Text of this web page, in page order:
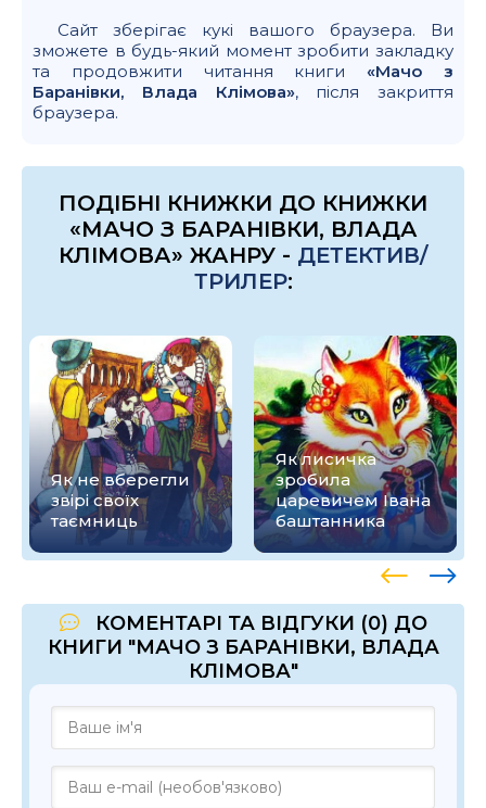
Сайт зберігає кукі вашого браузера. Ви
зможете в будь-який момент зробити закладку
та продовжити читання книги «Мачо з
Баранівки, Влада Клімова», після закриття
браузера.
ПОДІБНІ КНИЖКИ ДО КНИЖКИ
«МАЧО З БАРАНІВКИ, ВЛАДА
КЛІМОВА» ЖАНРУ - ДЕТЕКТИВ/
ТРИЛЕР:
Як не вберегли
звірі своїх
таємниць
Як лисичка
зробила
царевичем Івана
баштанника
КОМЕНТАРІ ТА ВІДГУКИ (0) ДО
КНИГИ "МАЧО З БАРАНІВКИ, ВЛАДА
КЛІМОВА"